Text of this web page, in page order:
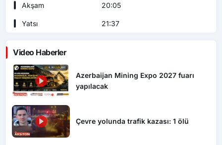
Akşam 20:05
Yatsı 21:37
Video Haberler
Azerbaijan Mining Expo 2027 fuarı
yapılacak
Çevre yolunda trafik kazası: 1 ölü